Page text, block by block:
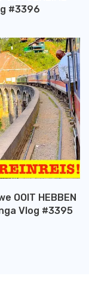
#3396
OOIT HEBBEN
Vlog #3395